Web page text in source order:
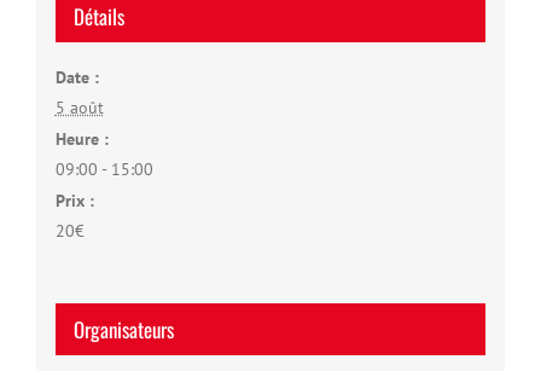
Détails
Date :
5 août
Heure :
09:00 - 15:00
Prix :
20€
Organisateurs